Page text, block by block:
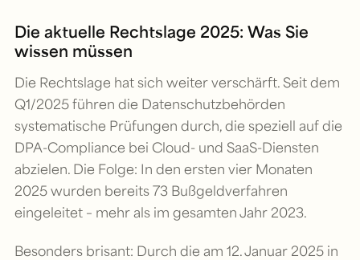
Die aktuelle Rechtslage 2025: Was Sie
wissen müssen
Die Rechtslage hat sich weiter verschärft. Seit dem
Q1/2025 führen die Datenschutzbehörden
systematische Prüfungen durch, die speziell auf die
DPA-Compliance bei Cloud- und SaaS-Diensten
abzielen. Die Folge: In den ersten vier Monaten
2025 wurden bereits 73 Bußgeldverfahren
eingeleitet – mehr als im gesamten Jahr 2023.
Besonders brisant: Durch die am 12. Januar 2025 in